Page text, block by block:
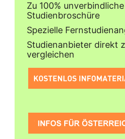
Zu 100% unverbindliche
Studienbroschüre
Spezielle
Studienanbieter direkt
vergleichen